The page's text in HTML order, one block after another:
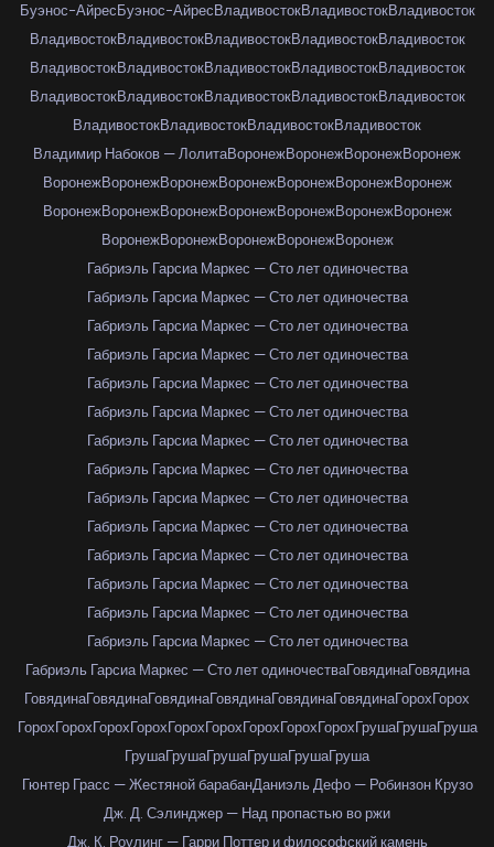
Буэнос-АйресБуэнос-АйресВладивостокВладивостокВладивосток
ВладивостокВладивостокВладивостокВладивостокВладивосток
ВладивостокВладивостокВладивостокВладивостокВладивосток
ВладивостокВладивостокВладивостокВладивостокВладивосток
ВладивостокВладивостокВладивостокВладивосток
Владимир Набоков — ЛолитаВоронежВоронежВоронежВоронеж
ВоронежВоронежВоронежВоронежВоронежВоронежВоронеж
ВоронежВоронежВоронежВоронежВоронежВоронежВоронеж
ВоронежВоронежВоронежВоронежВоронеж
Габриэль Гарсиа Маркес — Сто лет одиночества
Габриэль Гарсиа Маркес — Сто лет одиночества
Габриэль Гарсиа Маркес — Сто лет одиночества
Габриэль Гарсиа Маркес — Сто лет одиночества
Габриэль Гарсиа Маркес — Сто лет одиночества
Габриэль Гарсиа Маркес — Сто лет одиночества
Габриэль Гарсиа Маркес — Сто лет одиночества
Габриэль Гарсиа Маркес — Сто лет одиночества
Габриэль Гарсиа Маркес — Сто лет одиночества
Габриэль Гарсиа Маркес — Сто лет одиночества
Габриэль Гарсиа Маркес — Сто лет одиночества
Габриэль Гарсиа Маркес — Сто лет одиночества
Габриэль Гарсиа Маркес — Сто лет одиночества
Габриэль Гарсиа Маркес — Сто лет одиночества
Габриэль Гарсиа Маркес — Сто лет одиночестваГовядинаГовядина
ГовядинаГовядинаГовядинаГовядинаГовядинаГовядинаГорохГорох
ГорохГорохГорохГорохГорохГорохГорохГорохГорохГрушаГрушаГруша
ГрушаГрушаГрушаГрушаГрушаГруша
Гюнтер Грасс — Жестяной барабанДаниэль Дефо — Робинзон Крузо
Дж. Д. Сэлинджер — Над пропастью во ржи
Дж. К. Роулинг — Гарри Поттер и философский камень